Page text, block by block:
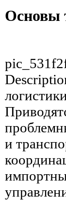
Основы
и